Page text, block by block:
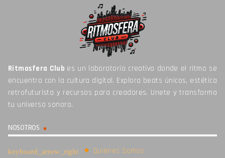
Ritmosfera Club es un laboratorio creativo donde el ritmo se
encuentra con la cultura digital. Explora beats únicos, estética
retrofuturista y recursos para creadores. Unete y transforma
tu universo sonoro.
NOSOTROS
Quiénes Somos